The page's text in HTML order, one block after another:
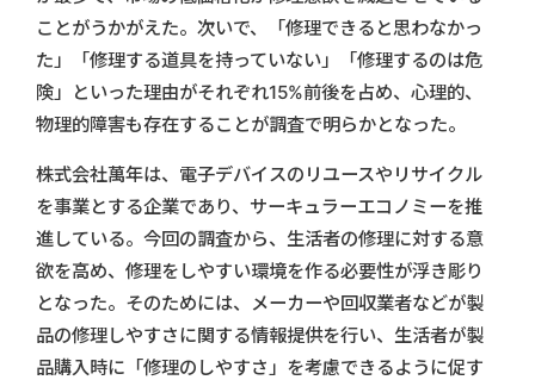
ことがうかがえた。次いで、「修理できると思わなかっ
た」「修理する道具を持っていない」「修理するのは危
険」といった理由がそれぞれ15%前後を占め、心理的、
物理的障害も存在することが調査で明らかとなった。
株式会社萬年は、電子デバイスのリユースやリサイクル
を事業とする企業であり、サーキュラーエコノミーを推
進している。今回の調査から、生活者の修理に対する意
欲を高め、修理をしやすい環境を作る必要性が浮き彫り
となった。そのためには、メーカーや回収業者などが製
品の修理しやすさに関する情報提供を行い、生活者が製
品購入時に「修理のしやすさ」を考慮できるように促す